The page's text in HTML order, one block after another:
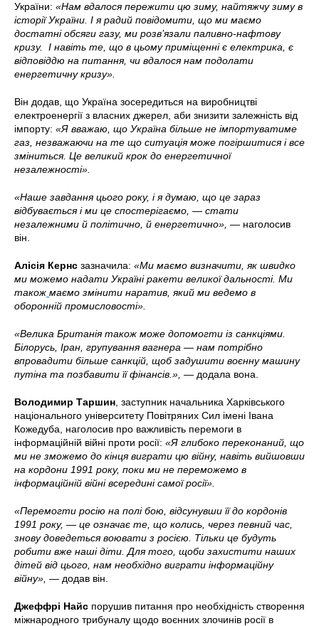
України: «Нам вдалося пережити цю зиму, найтяжчу зиму в
історії України. І я радий повідомити, що ми маємо
достатні обсяги газу, ми розв’язали паливно-нафтову
кризу.
І навіть те, що в цьому приміщенні є електрика, є
відповіддю на питання, чи вдалося нам подолати
енергетичну кризу».
Він додав, що Україна зосередиться на виробництві
електроенергії з власних джерел, аби знизити залежність від
імпорту: «Я вважаю, що Україна більше не імпортуватиме
газ, незважаючи на те що ситуація може погіршитися і все
зміниться. Це великий крок до енергетичної
незалежності».
«Наше завдання цього року, і я думаю, що це зараз
відбувається і ми це спостерігаємо, — стати
незалежними й політично, й енергетично», — наголосив
він.
Алісія Кернс зазначила: «Ми маємо визначити, як швидко
ми можемо надати Україні ракети великої дальності. Ми
також маємо змінити наратив, який ми ведемо в
оборонній промисловості».
«Велика Британія також може допомогти із санкціями.
Білорусь, Іран, групування вагнера — нам потрібно
впровадити більше санкцій, щоб задушити воєнну машину
путіна та позбавити її фінансів.», — додала вона.
Володимир Таршин , заступник начальника Харківського
національного університету Повітряних Сил імені Івана
Кожедуба, наголосив про важливість перемоги в
інформаційній війні проти росії: «Я глибоко переконаний, що
ми не зможемо до кінця виграти цю війну, навіть вийшовши
на кордони 1991 року, поки ми не переможемо в
інформаційній війні всередині самої росії».
«Перемогти росію на полі бою, відсунувши її до кордонів
1991 року, — це означає те, що колись, через певний час,
знову доведеться воювати з росією.
Тільки це будуть
робити вже наші діти. Для того, щоби захистити наших
дітей від цього, нам необхідно виграти інформаційну
війну», — додав він.
Джеффрі Найс порушив питання про необхідність створення
міжнародного трибуналу щодо воєнних злочинів росії в